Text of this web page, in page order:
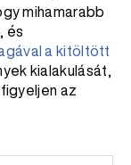
mihamarabb
és
a kitöltött
kialakulását,
az